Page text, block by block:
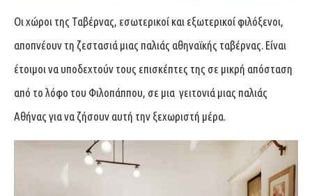
Οι χώροι της Ταβέρνας, εσωτερικοί και εξωτερικοί φιλόξενοι,
αποπνέουν τη ζεστασιά μιας παλιάς αθηναϊκής ταβέρνας. Είναι
έτοιμοι να υποδεχτούν τους επισκέπτες της σε μικρή απόσταση
από το λόφο του Φιλοπάππου, σε μια γειτονιά μιας παλιάς
Αθήνας για να ζήσουν αυτή την ξεχωριστή μέρα.